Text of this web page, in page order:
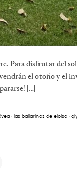
Para disfrutar del
vendrán el otoño y el
[…]
· las bailarinas de eloisa ·